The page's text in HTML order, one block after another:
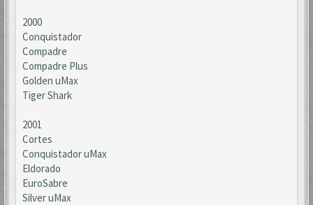
2000
Conquistador
Compadre
Compadre Plus
Golden uMax
Tiger Shark
2001
Cortes
Conquistador uMax
Eldorado
EuroSabre
Silver uMax